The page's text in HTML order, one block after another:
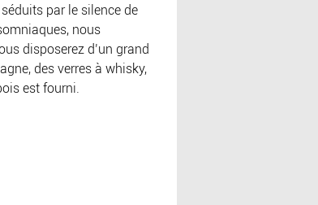
par le silence de
nous
disposerez d’un grand
des verres à whisky,
est fourni.